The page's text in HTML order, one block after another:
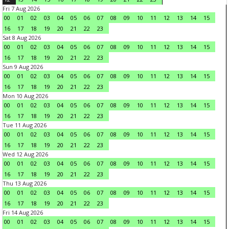
Fri 7 Aug 2026
00
01 02 03 04 05 06 07 08 09 10 11 12 13 14
15
16
17 18 19 20 21 22
23
Sat 8 Aug 2026
00
01 02 03 04 05 06 07 08 09 10 11 12 13 14
15
16
17 18 19 20 21 22
23
Sun 9 Aug 2026
00
01 02 03 04 05 06 07 08 09 10 11 12 13 14
15
16
17 18 19 20 21 22
23
Mon 10 Aug 2026
00
01 02 03 04 05 06 07 08 09 10 11 12 13 14
15
16
17 18 19 20 21 22
23
Tue 11 Aug 2026
00
01 02 03 04 05 06 07 08 09 10 11 12 13 14
15
16
17 18 19 20 21 22
23
Wed 12 Aug 2026
00
01 02 03 04 05 06 07 08 09 10 11 12 13 14
15
16
17 18 19 20 21 22
23
Thu 13 Aug 2026
00
01 02 03 04 05 06 07 08 09 10 11 12 13 14
15
16
17 18 19 20 21 22
23
Fri 14 Aug 2026
00
01 02 03 04 05 06 07 08 09 10 11 12 13 14
15